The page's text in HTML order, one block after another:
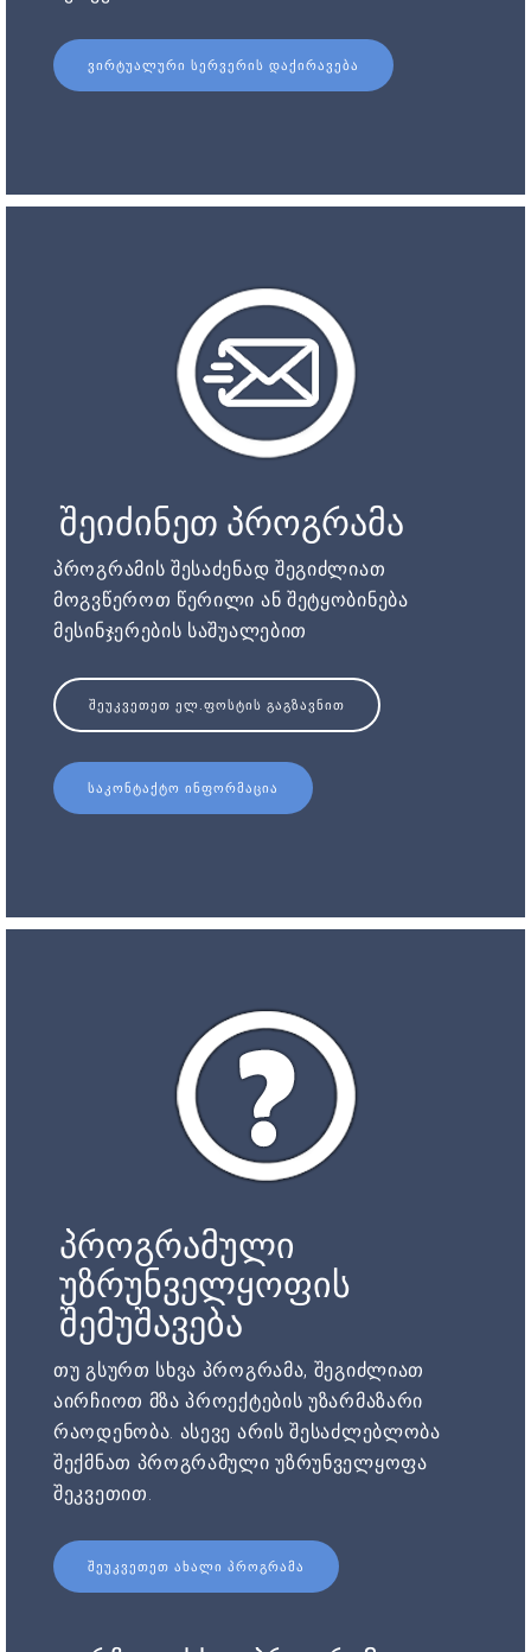
ᲕᲘᲠᲢᲣᲐᲚᲣᲠᲘ ᲡᲔᲠᲕᲔᲠᲘᲡ ᲓᲐᲥᲘᲠᲐᲕᲔᲑᲐ
შეიძინეთ პროგრამა
პროგრამის შესაძენად შეგიძლიათ
მოგვწეროთ წერილი ან შეტყობინება
მესინჯერების საშუალებით
ᲨᲔᲣᲙᲕᲔᲗᲔᲗ ᲔᲚ.ᲤᲝᲡᲢᲘᲡ ᲒᲐᲒᲖᲐᲕᲜᲘᲗ
ᲡᲐᲙᲝᲜᲢᲐᲥᲢᲝ ᲘᲜᲤᲝᲠᲛᲐᲪᲘᲐ
პროგრამული
უზრუნველყოფის
შემუშავება
თუ გსურთ სხვა პროგრამა, შეგიძლიათ
აირჩიოთ მზა პროექტების უზარმაზარი
რაოდენობა. ასევე არის შესაძლებლობა
შექმნათ პროგრამული უზრუნველყოფა
შეკვეთით.
ᲨᲔᲣᲙᲕᲔᲗᲔᲗ ᲐᲮᲐᲚᲘ ᲞᲠᲝᲒᲠᲐᲛᲐ